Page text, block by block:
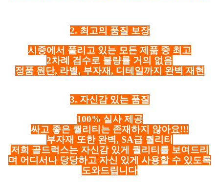
2. 최고의 품질 보장
시중에서 풀리고 있는 모든 제품 중 최고
2차례 검수로 불량률 거의 없음
정품 원단, 라벨, 부자재, 디테일까지 완벽 재현
3. 자신감 있는 품질
100% 실사 제공
싸고 좋은 퀄리티는 존재하지 않아요!!!
부자재 또한 완벽, SA급 퀄리티
저희 골드럭스는 자신감 있게 퀄리티를 보여드리
며 어디서나 당당하고 자신 있게 사용할 수 있도록
도와드립니다